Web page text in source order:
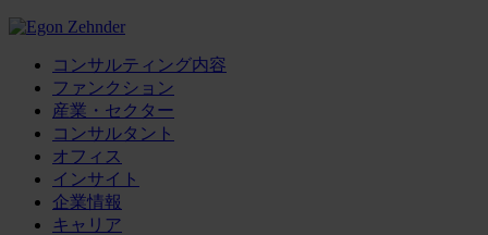
コンサルティング内容
ファンクション
産業・セクター
コンサルタント
オフィス
インサイト
企業情報
キャリア